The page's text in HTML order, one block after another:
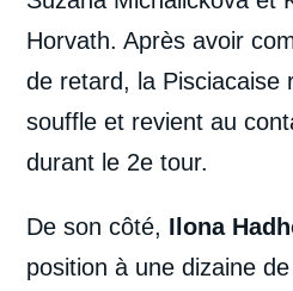
Horvath. Après avoir
de retard, la Pisciacaise
souffle et revient au
durant le 2e tour.
De son côté, Ilona
position à une dizaine